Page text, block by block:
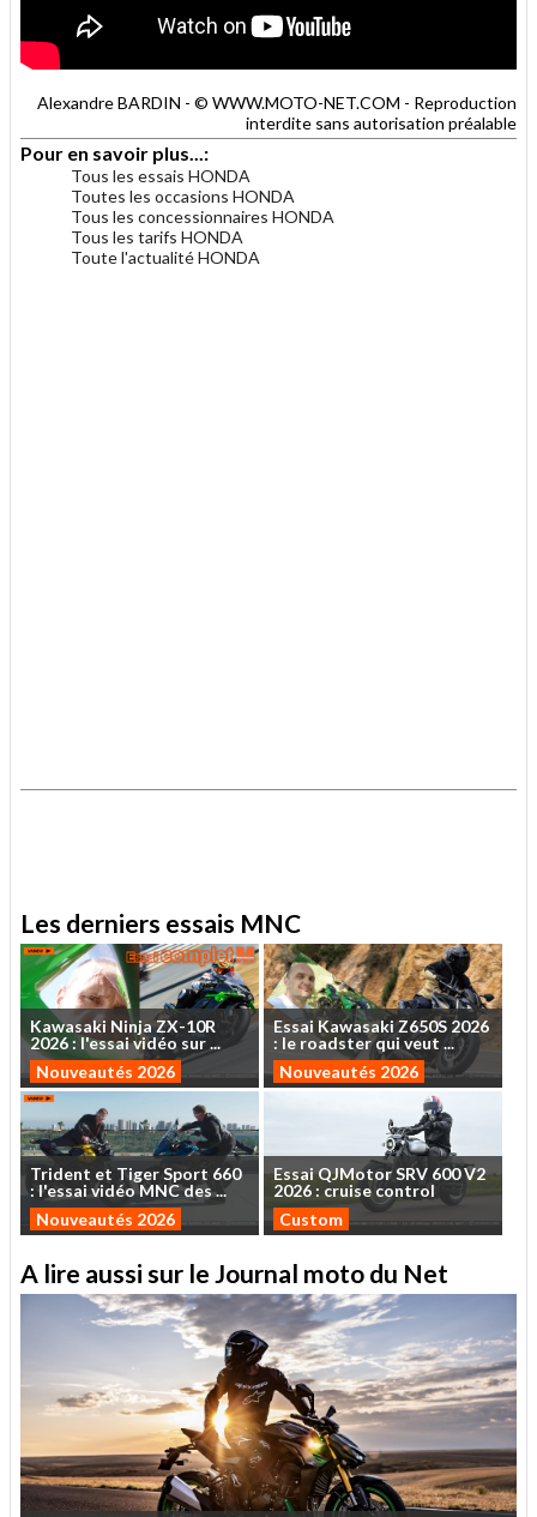
Alexandre BARDIN - © WWW.MOTO-NET.COM - Reproduction
interdite sans autorisation préalable
Pour en savoir plus...:
Tous les essais HONDA
Toutes les occasions HONDA
Tous les concessionnaires HONDA
Tous les tarifs HONDA
Toute l'actualité HONDA
Les derniers essais MNC
Kawasaki NinjaZX-10R
2026: l'essaividéo sur...
Nouveautés 2026
Essai Kawasaki Z650S 2026
: le roadsterquiveut ...
Nouveautés 2026
Trident et TigerSport 660
: l'essaividéo MNCdes...
Nouveautés 2026
EssaiQJMotorSRV 600V2
2026 : cruise control
Custom
A lire aussi sur le Journal moto du Net